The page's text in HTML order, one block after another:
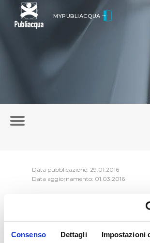
Consenso Dettagli Impostazioni
MYPUBLIACQUA
Data pubblicazione: 29.01.2016
Data aggiornamento: 01.03.2016